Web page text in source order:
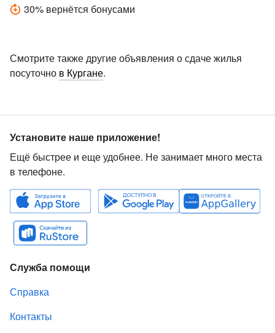
30% вернётся бонусами
Смотрите также другие объявления о сдаче жилья
посуточно в Кургане.
Установите наше приложение!
Ещё быстрее и еще удобнее. Не занимает много места
в телефоне.
Служба помощи
Справка
Контакты